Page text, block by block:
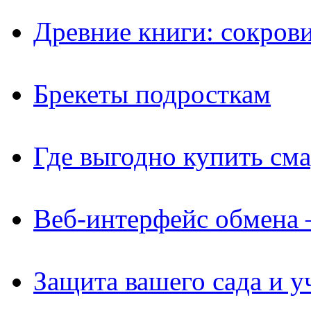
Древние книги:
Брекеты подросткам
Где выгодно купить
Веб-интерфейс
Защита вашего сада и